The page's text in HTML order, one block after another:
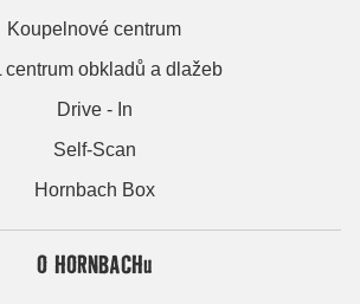
Koupelnové centrum
centrum obkladů a dlažeb
Drive - In
Self-Scan
Hornbach Box
O HORNBACHu